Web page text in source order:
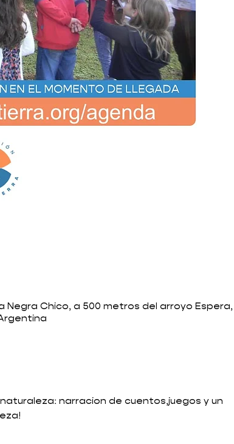
Negra Chico, a 500 metros del arroyo Espera,
narracion de cuentos,juegos y un